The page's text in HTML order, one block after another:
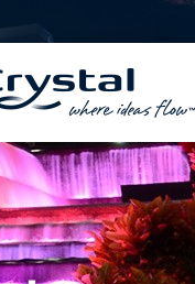
تخطي
إلى